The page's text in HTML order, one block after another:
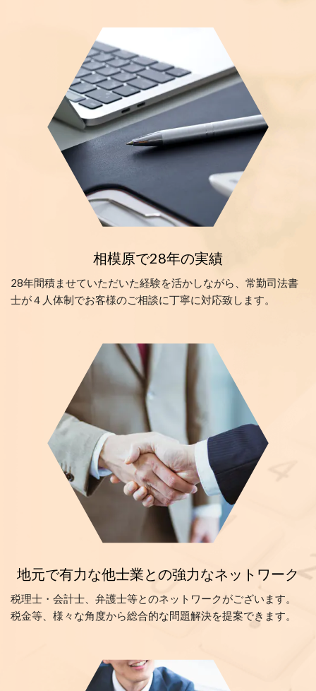
相模原で28年の実績
28年間積ませていただいた経験を活かしながら、常勤司法書
士が４人体制でお客様のご相談に丁寧に対応致します。
地元で有力な他士業との強力なネットワーク
税理士・会計士、弁護士等とのネットワークがございます。
税金等、様々な角度から総合的な問題解決を提案できます。